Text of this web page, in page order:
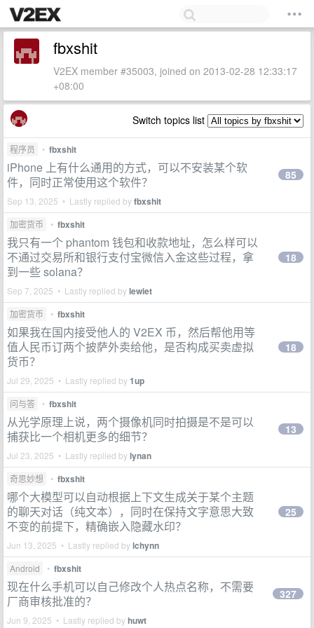
fbxshit
V2EX member #35003, joined on 2013-02-28 12:33:17
+08:00
Switch topics list
程序员 • fbxshit
iPhone 上有什么通用的方式，可以不安装某个软
件，同时正常使用这个软件？
Sep 13, 2025 • Lastly replied byfbxshit
85
加密货币 • fbxshit
我只有一个 phantom 钱包和收款地址，怎么样可以
不通过交易所和银行支付宝微信入金这些过程，拿
到一些 solana？
Sep 7, 2025 • Lastly replied bylewiet
18
加密货币 • fbxshit
如果我在国内接受他人的 V2EX 币，然后帮他用等
值人民币订两个披萨外卖给他，是否构成买卖虚拟
货币？
Jul 29, 2025 • Lastly replied by1up
18
问与答 • fbxshit
从光学原理上说，两个摄像机同时拍摄是不是可以
捕获比一个相机更多的细节？
Jul 23, 2025 • Lastly replied bylynan
13
奇思妙想 • fbxshit
哪个大模型可以自动根据上下文生成关于某个主题
的聊天对话（纯文本），同时在保持文字意思大致
不变的前提下，精确嵌入隐藏水印？
Jun 13, 2025 • Lastly replied bylchynn
25
Android • fbxshit
现在什么手机可以自己修改个人热点名称，不需要
厂商审核批准的？
Jun 9, 2025 • Lastly replied byhuwt
327